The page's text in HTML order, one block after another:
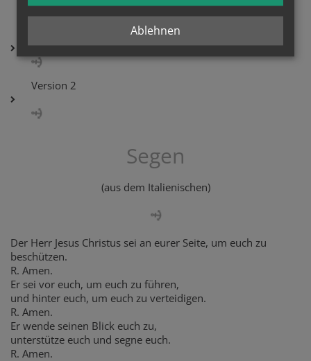
Version 2
Segen
(aus dem Italienischen)
Der Herr Jesus Christus sei an eurer Seite, um euch zu
beschützen.
R. Amen.
Er sei vor euch, um euch zu führen,
und hinter euch, um euch zu verteidigen.
R. Amen.
Er wende seinen Blick euch zu,
unterstütze euch und segne euch.
R. Amen.
Ablehnen